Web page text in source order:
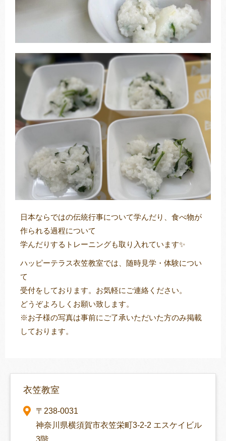
日本ならではの伝統行事について学んだり、食べ物が
作られる過程について
学んだりするトレーニングも取り入れています✨
ハッピーテラス衣笠教室では、随時見学・体験につい
て
受付をしております。お気軽にご連絡ください。
どうぞよろしくお願い致します。
※お子様の写真は事前にご了承いただいた方のみ掲載
しております。
衣笠教室
〒238-0031
神奈川県横須賀市衣笠栄町3-2-2 エスケイビル
3階